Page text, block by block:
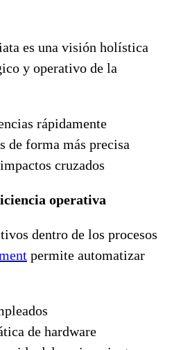
es una visión holística
y operativo de la
rápidamente
de forma más precisa
cruzados
operativa
dentro de los procesos
permite automatizar
de hardware